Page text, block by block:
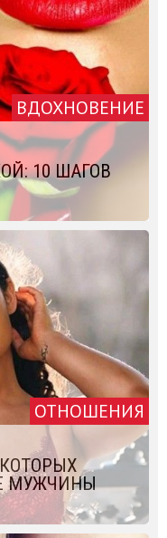
ВДОХНОВЕНИЕ
10 ШАГОВ
ОТНОШЕНИЯ
МУЖЧИНЫ